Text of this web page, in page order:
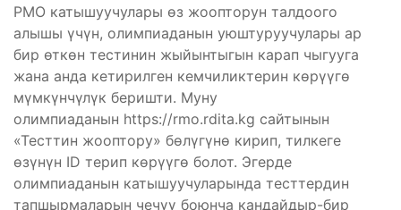
РМО катышуучулары өз жоопторун талдоого
алышы үчүн, олимпиаданын уюштуруучулары ар
бир өткөн тестинин жыйынтыгын карап чыгууга
жана анда кетирилген кемчиликтерин көрүүгө
мүмкүнчүлүк беришти. Муну
олимпиаданын https://rmo.rdita.kg сайтынын
«Тесттин жооптору» бөлүгүнө кирип, тилкеге
өзүнүн ID терип көрүүгө болот. Эгерде
олимпиаданын катышуучуларында тесттердин
тапшырмаларын чечүү боюнча кандайдыр-бир